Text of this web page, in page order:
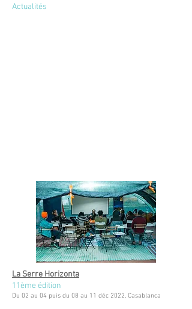
Actualités
La Serre Horizonta
11ème édition
Du 02 au 04 puis du 08 au 11 déc 2022, Casablanca